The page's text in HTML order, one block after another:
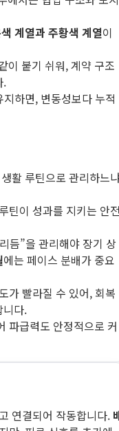
계열과 주황색 계열이
이 붙기 쉬워, 계약 구조
.
하면, 변동성보다 누적
활 루틴으로 관리하느
틴이 성과를 지키는 안
듬”을 관리해야 장기 상
에는 페이스 분배가 중요
가 빨라질 수 있어, 회복
니다.
파급력도 안정적으로 커
연결되어 작동합니다.